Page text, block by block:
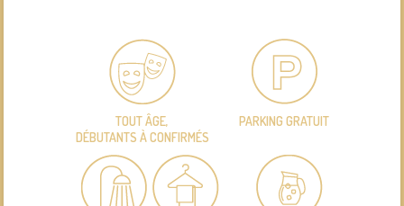
TOUT ÂGE,
DÉBUTANTS À CONFIRMÉS
PARKING GRATUIT